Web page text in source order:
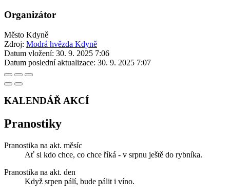
Organizátor
Město Kdyně
Zdroj: Modrá hvězda Kdyně
Datum vložení: 30. 9. 2025 7:06
Datum poslední aktualizace: 30. 9. 2025 7:07
KALENDÁŘ AKCÍ
Pranostiky
Pranostika na akt. měsíc
Ať si kdo chce, co chce říká - v srpnu ještě do rybníka.
Pranostika na akt. den
Když srpen pálí, bude pálit i víno.